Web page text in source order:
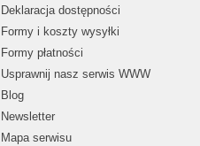
Deklaracja dostępności
Formy i koszty wysyłki
Formy płatności
Usprawnij nasz serwis WWW
Blog
Newsletter
Mapa serwisu